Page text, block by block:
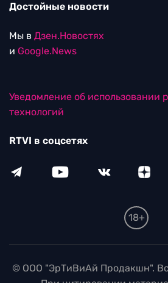
Достойные новости
Мы в Дзен.Новостях
и Google.News
Уведомление об использовании
технологий
RTVI в соцсетях
18+
© ООО "ЭрТиВиАй Продакшн".